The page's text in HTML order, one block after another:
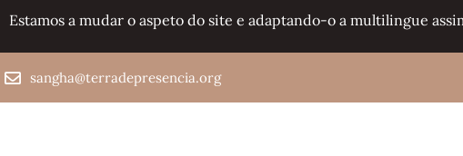
Estamos a mudar o aspeto do site e adaptando-o a multilingue
sangha@terradepresencia.org